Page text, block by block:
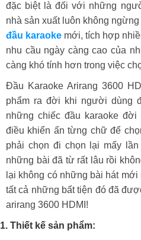
đặc biệt là đối với những
nhà sản xuất luôn không
đầu karaoke mới, tích hợp
nhu cầu ngày càng cao của
càng khó tính hơn trong việc
Đầu Karaoke Arirang 3600
phẩm ra đời khi người dùng
những chiếc đầu karaoke
điều khiển ấn từng chữ để
phải chọn đi chọn lại mấy
những bài đã từ rất lâu rồi
lại không có những bài hát
tất cả những bất tiện đó đã
arirang 3600 HDMI!
1. Thiết kế sản phẩm: